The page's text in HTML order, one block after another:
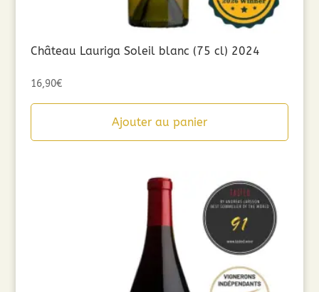
Château Lauriga Soleil blanc (75 cl) 2024
16,90€
Ajouter au panier